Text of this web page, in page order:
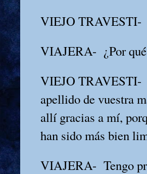
VIEJO TRAVESTI-
VIAJERA- ¿Por
VIEJO TRAVESTI-
apellido de vuestra
allí gracias a mí,
han sido más bien
VIAJERA- Tengo